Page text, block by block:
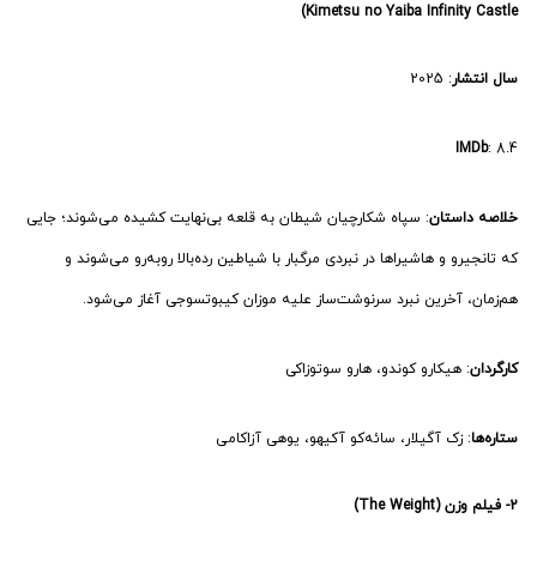
Kimetsu no Yaiba Infinity Castle)
سال انتشار: 2025
IMDb: 8.4
خلاصه داستان: سپاه شکارچیان شیطان به قلعه بی‌نهایت کشیده می‌شوند؛ جایی
که تانجیرو و هاشیراها در نبردی مرگبار با شیاطین رده‌بالا روبه‌رو می‌شوند و
هم‌زمان، آخرین نبرد سرنوشت‌ساز علیه موزان کیبوتسوجی آغاز می‌شود.
کارگردان: هیکارو کوندو، هارو سوتوزاکی
ستاره‌ها: زک آگیلار، سائه‌کو آکیهو، یوهی آزاکامی
2- فیلم وزن (The Weight)